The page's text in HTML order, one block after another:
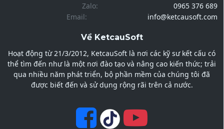
Zalo:
0965 376 689
Email:
info@ketcausoft.com
Về KetcauSoft
Hoạt động từ 21/3/2012, KetcauSoft là nơi các kỹ sư kết cấu có
thể tìm đến như là một nơi đào tạo và nâng cao kiến thức; trải
qua nhiều năm phát triển, bộ phần mềm của chúng tôi đã
được biết đến và sử dụng rộng rãi trên cả nước.